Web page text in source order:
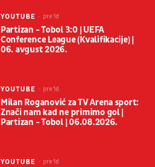
YOUTUBE pre 1d
Partizan - Tobol 3:0 | UEFA
Conference League (Kvalifikacije) |
06. avgust 2026.
YOUTUBE pre 1d
Milan Roganović za TV Arena sport:
Znači nam kad ne primimo gol |
Partizan - Tobol | 06.08.2026.
YOUTUBE pre 1d